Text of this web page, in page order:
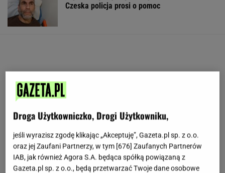
Czeska policja prosi o pomoc
Droga Użytkowniczko, Drogi Użytkowniku,
jeśli wyrazisz zgodę klikając „Akceptuję”, Gazeta.pl sp. z o.o.
oraz jej Zaufani Partnerzy, w tym [676] Zaufanych Partnerów
IAB, jak również Agora S.A. będąca spółką powiązaną z
Gazeta.pl sp. z o.o., będą przetwarzać Twoje dane osobowe